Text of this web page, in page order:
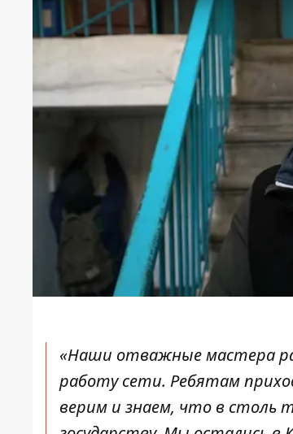
«Наши отважные мастера
работу сети. Ребятам
верим и знаем, что в столь